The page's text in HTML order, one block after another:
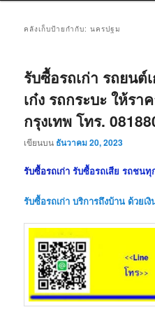
คลังเก็บป้ายกำกับ:นครปฐม
รับซื้อรถเก่า รถยนต์
เก๋ง รถกระบะ ให้รา
กรุงเทพ โทร.
เขียนบน ธันวาคม 20, 2023
รับซื้อรถเก่า รับซื้อรถเสีย รถชน
รับซื้อรถเก่า บริการถึงบ้าน ด้วยเ